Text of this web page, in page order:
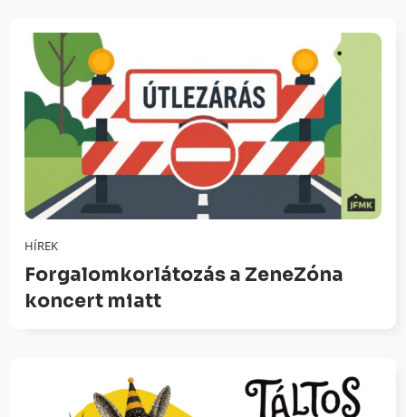
HÍREK
Forgalomkorlátozás a ZeneZóna
koncert miatt